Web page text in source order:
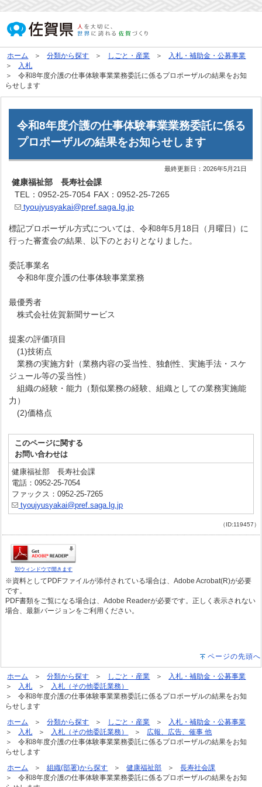
ホーム 分類から探す しごと・産業
入札・補助金・公募事業
入札
令和8年度介護の仕事体験事業業務委託に係るプロポーザルの結果をお知
らせします
令和8年度介護の仕事体験事業業務委託に係る
プロポーザルの結果をお知らせします
最終更新日：2026年5月21日
健康福祉部 長寿社会課
TEL：0952-25-7054 FAX：0952-25-7265
tyoujyusyakai@pref.saga.lg.jp
標記プロポーザル方式については、令和8年5月18日（月曜日）に
行った審査会の結果、以下のとおりとなりました。
委託事業名
令和8年度介護の仕事体験事業業務
最優秀者
株式会社佐賀新聞サービス
提案の評価項目
(1)技術点
業務の実施方針（業務内容の妥当性、独創性、実施手法・スケ
ジュール等の妥当性）
組織の経験・能力（類似業務の経験、組織としての業務実施能
力）
(2)価格点
このページに関する
お問い合わせは
健康福祉部 長寿社会課
電話：0952-25-7054
ファックス：0952-25-7265
tyoujyusyakai@pref.saga.lg.jp
（ID:119457）
別ウィンドウで開きます
※資料としてPDFファイルが添付されている場合は、Adobe Acrobat(R)が必要
です。
PDF書類をご覧になる場合は、Adobe Readerが必要です。正しく表示されない
場合、最新バージョンをご利用ください。
ページの先頭へ
ホーム 分類から探す しごと・産業
入札・補助金・公募事業
入札
入札（その他委託業務）
令和8年度介護の仕事体験事業業務委託に係るプロポーザルの結果をお知
らせします
ホーム
分類から探す しごと・産業
入札・補助金・公募事業
入札
入札（その他委託業務）
広報、広告、催事 他
令和8年度介護の仕事体験事業業務委託に係るプロポーザルの結果をお知
らせします
ホーム
組織(部署)から探す 健康福祉部
長寿社会課
令和8年度介護の仕事体験事業業務委託に係るプロポーザルの結果をお知